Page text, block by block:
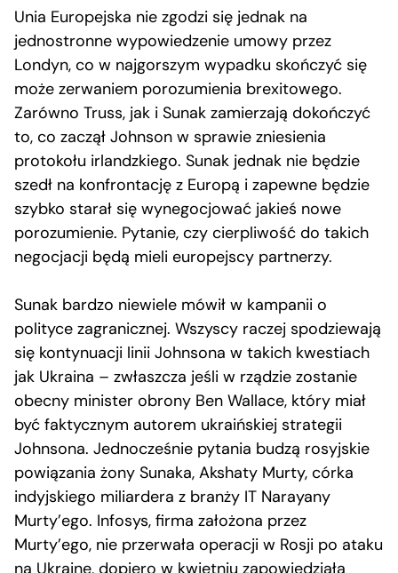
Unia Europejska nie zgodzi się jednak na
jednostronne wypowiedzenie umowy przez
Londyn, co w najgorszym wypadku skończyć się
może zerwaniem porozumienia brexitowego.
Zarówno Truss, jak i Sunak zamierzają dokończyć
to, co zaczął Johnson w sprawie zniesienia
protokołu irlandzkiego. Sunak jednak nie będzie
szedł na konfrontację z Europą i zapewne będzie
szybko starał się wynegocjować jakieś nowe
porozumienie. Pytanie, czy cierpliwość do takich
negocjacji będą mieli europejscy partnerzy.
Sunak bardzo niewiele mówił w kampanii o
polityce zagranicznej. Wszyscy raczej spodziewają
się kontynuacji linii Johnsona w takich kwestiach
jak Ukraina – zwłaszcza jeśli w rządzie zostanie
obecny minister obrony Ben Wallace, który miał
być faktycznym autorem ukraińskiej strategii
Johnsona. Jednocześnie pytania budzą rosyjskie
powiązania żony Sunaka, Akshaty Murty, córka
indyjskiego miliardera z branży IT Narayany
Murty’ego. Infosys, firma założona przez
Murty’ego, nie przerwała operacji w Rosji po ataku
na Ukrainę, dopiero w kwietniu zapowiedziała